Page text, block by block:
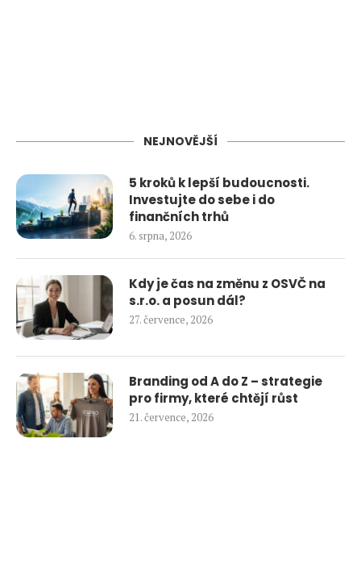
NEJNOVĚJŠÍ
5 kroků k lepší budoucnosti.
Investujte do sebe i do
finančních trhů
6. srpna, 2026
Kdy je čas na změnu z OSVČ na
s.r.o. a posun dál?
27. července, 2026
Branding od A do Z – strategie
pro firmy, které chtějí růst
21. července, 2026